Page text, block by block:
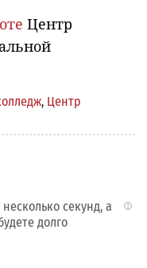
Центр
, Центр
i
секунд, а
долго